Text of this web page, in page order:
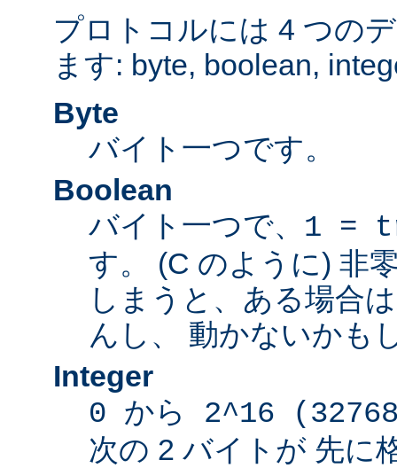
プロトコルには 4 つの
ます: byte, boolean,
Byte
バイト一つです。
Boolean
バイト一つで、 1 =
す。 (C のように) 非
しまうと、ある場合
んし、 動かないかも
Integer
0 から 2^16
次の 2 バイトが 先に